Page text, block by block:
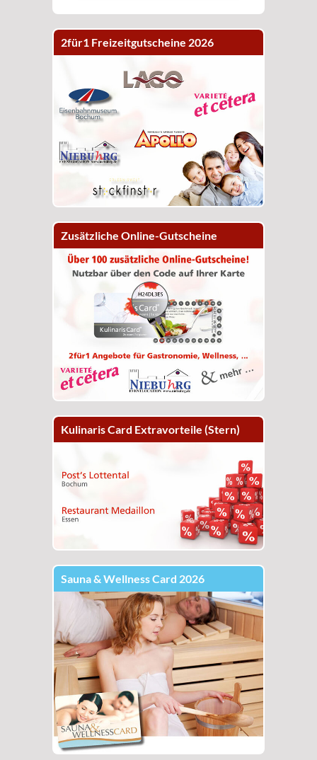
2für1 Freizeitgutscheine 2026
Zusätzliche Online-Gutscheine
Kulinaris Card Extravorteile (Stern)
Sauna & Wellness Card 2026